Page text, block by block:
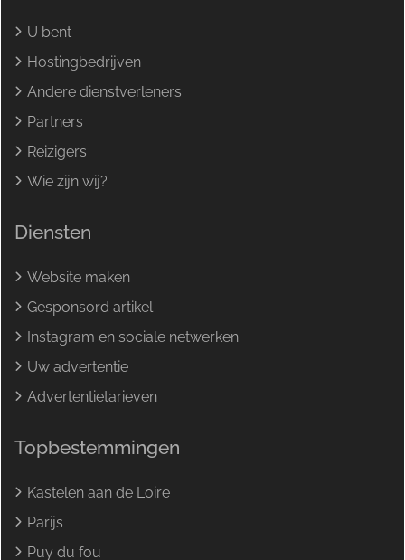
U bent
Hostingbedrijven
Andere dienstverleners
Partners
Reizigers
Wie zijn wij?
Diensten
Website maken
Gesponsord artikel
Instagram en sociale netwerken
Uw advertentie
Advertentietarieven
Topbestemmingen
Kastelen aan de Loire
Parijs
Puy du fou